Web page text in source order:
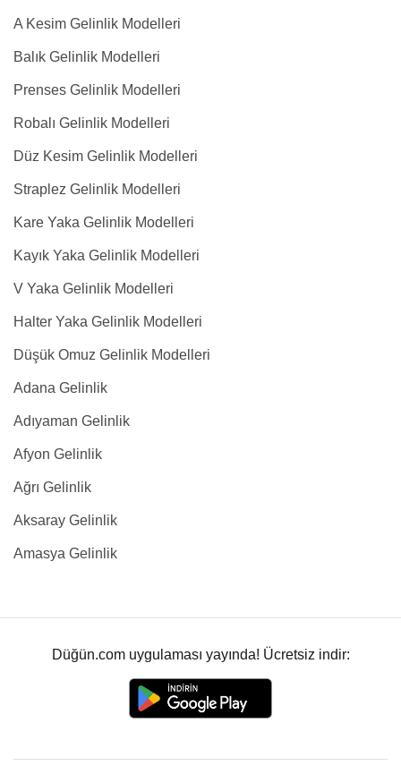
A Kesim Gelinlik Modelleri
Balık Gelinlik Modelleri
Prenses Gelinlik Modelleri
Robalı Gelinlik Modelleri
Düz Kesim Gelinlik Modelleri
Straplez Gelinlik Modelleri
Kare Yaka Gelinlik Modelleri
Kayık Yaka Gelinlik Modelleri
V Yaka Gelinlik Modelleri
Halter Yaka Gelinlik Modelleri
Düşük Omuz Gelinlik Modelleri
Adana Gelinlik
Adıyaman Gelinlik
Afyon Gelinlik
Ağrı Gelinlik
Aksaray Gelinlik
Amasya Gelinlik
Düğün.com uygulaması yayında! Ücretsiz indir: